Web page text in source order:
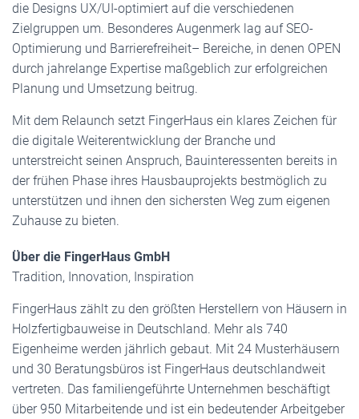
die Designs UX/UI-optimiert auf die verschiedenen
Zielgruppen um. Besonderes Augenmerk lag auf SEO-
Optimierung und Barrierefreiheit– Bereiche, in denen OPEN
durch jahrelange Expertise maßgeblich zur erfolgreichen
Planung und Umsetzung beitrug.
Mit dem Relaunch setzt FingerHaus ein klares Zeichen für
die digitale Weiterentwicklung der Branche und
unterstreicht seinen Anspruch, Bauinteressenten bereits in
der frühen Phase ihres Hausbauprojekts bestmöglich zu
unterstützen und ihnen den sichersten Weg zum eigenen
Zuhause zu bieten.
Über die FingerHaus GmbH
Tradition, Innovation, Inspiration
FingerHaus zählt zu den größten Herstellern von Häusern in
Holzfertigbauweise in Deutschland. Mehr als 740
Eigenheime werden jährlich gebaut. Mit 24 Musterhäusern
und 30 Beratungsbüros ist FingerHaus deutschlandweit
vertreten. Das familiengeführte Unternehmen beschäftigt
über 950 Mitarbeitende und ist ein bedeutender Arbeitgeber